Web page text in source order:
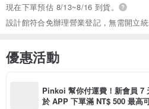
現在下單預估 8/13~8/16 到貨。
設計館符合免辦理營業登記，無需開立
優惠活動
Pinkoi 幫你付運費！新會員 7
於 APP 下單滿 NT$ 500 最高